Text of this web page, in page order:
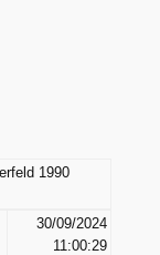
1990
30/09/2024
11:00:29